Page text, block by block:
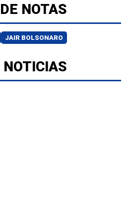
NOTAS
JAIR BOLSONARO